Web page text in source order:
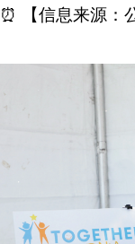
⏰ 【信息来源：